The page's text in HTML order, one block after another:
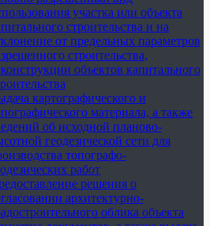
участка или объекта
строительства и на
от предельных параметров
строительства,
объектов капитального
картографического и
материала, а также
об исходной планово-
геодезической сети для
топографо-
работ
решения о
архитектурно-
облика объекта